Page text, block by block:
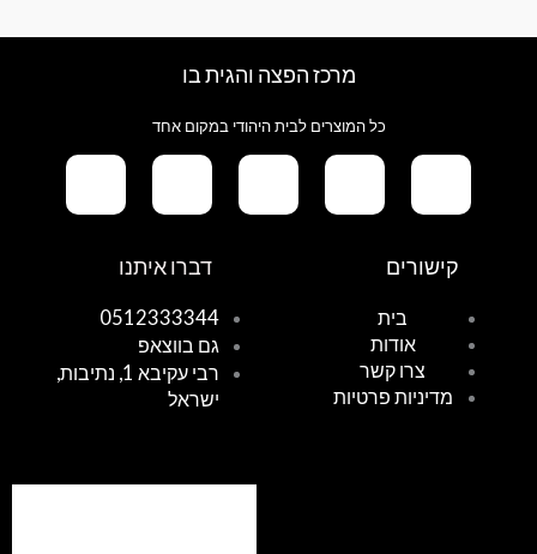
מרכז הפצה והגית בו
כל המוצרים לבית היהודי במקום אחד
W
a
c
n
a
T
i
k
o
o
l
קישורים
בית
אודות
צרו קשר
מדיניות פרטיות
דברו איתנו
0512333344
גם בווצאפ
רבי עקיבא 1, נתיבות,
ישראל